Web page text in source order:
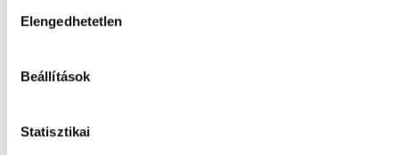
Elengedhetetlen
Beállítások
Statisztikai
akiknek koncertjeiről biztosan nem
ÉLETMÓD
A fesztiválok új sztárja a női